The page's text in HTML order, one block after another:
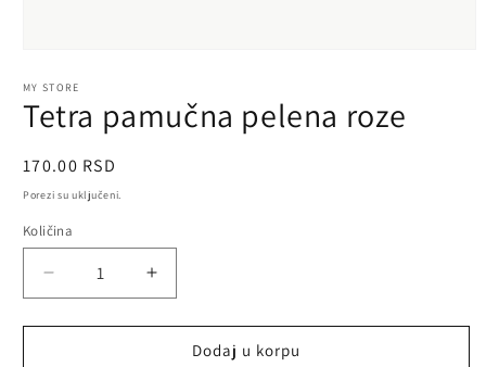
1
u
dijalogu
MY STORE
Tetra pamučna pelena roze
Redovna
cena
170.00 RSD
Porezi su uključeni.
Količina
Smanji
količinu
proizvoda
Povećaj
količinu
proizvoda
Dodaj u korpu